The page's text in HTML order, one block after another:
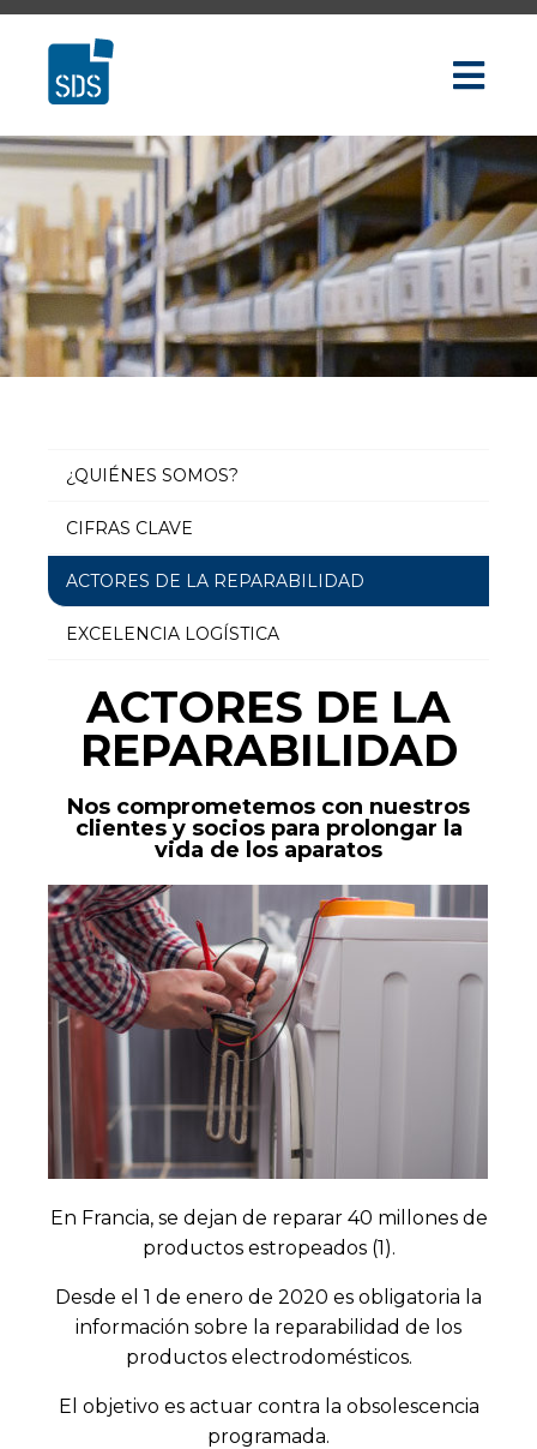
¿QUIÉNES SOMOS?
CIFRAS CLAVE
ACTORES DE LA REPARABILIDAD
EXCELENCIA LOGÍSTICA
ACTORES DE LA
REPARABILIDAD
Nos comprometemos con nuestros
clientes y socios para prolongar la
vida de los aparatos
En Francia, se dejan de reparar 40 millones de
productos estropeados (1).
Desde el 1 de enero de 2020 es obligatoria la
información sobre la reparabilidad de los
productos electrodomésticos.
El objetivo es actuar contra la obsolescencia
programada.